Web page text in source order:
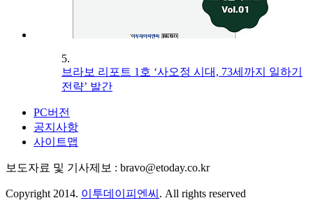
5.
브라보 리포트 1호 ‘사오정 시대, 73세까지 일하기
전략’ 발간
PC버전
공지사항
사이트맵
보도자료 및 기사제보 : bravo@etoday.co.kr
Copyright 2014. 이투데이피엔씨 . All rights reserved